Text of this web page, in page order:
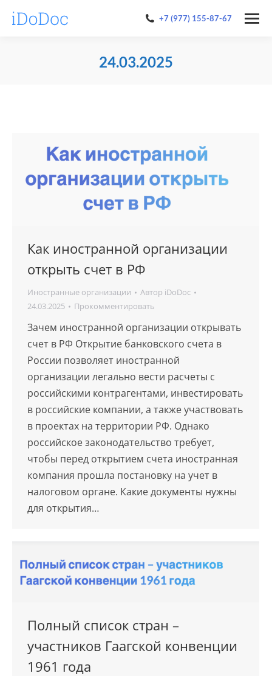
+7 (977) 155-87-67
24.03.2025
Как иностранной организации
открыть счет в РФ
Иностранные организации Автор iDoDoc
24.03.2025
Прокомментировать
Зачем иностранной организации открывать
счет в РФ Открытие банковского счета в
России позволяет иностранной
организации легально вести расчеты с
российскими контрагентами, инвестировать
в российские компании, а также участвовать
в проектах на территории РФ. Однако
российское законодательство требует,
чтобы перед открытием счета иностранная
компания прошла постановку на учет в
налоговом органе. Какие документы нужны
для открытия…
Полный список стран –
участников Гаагской конвенции
1961 года